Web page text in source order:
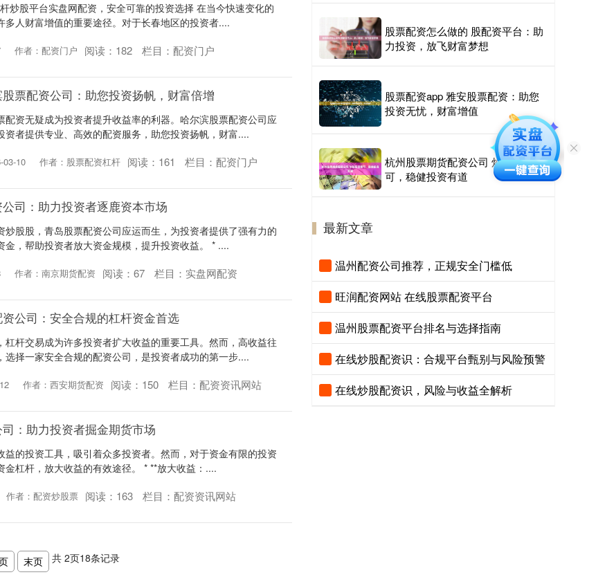
炒股平台实盘网配资，安全可靠的投资选择 在当今快速变化的
人财富增值的重要途径。对于长春地区的投资者....
作者：配资门户 阅读： 182 栏目： 配资门户
票配资公司：助您投资扬帆，财富倍增
配资无疑成为投资者提升收益率的利器。哈尔滨股票配资公司应
者提供专业、高效的配资服务，助您投资扬帆，财富....
03-10 作者：股票配资杠杆 阅读： 161 栏目： 配资门户
司：助力投资者逐鹿资本市场
股股，青岛股票配资公司应运而生，为投资者提供了强有力的
，帮助投资者放大资金规模，提升投资收益。 * ....
作者：南京期货配资 阅读： 67 栏目： 实盘网配资
公司：安全合规的杠杆资金首选
杆交易成为许多投资者扩大收益的重要工具。然而，高收益往
择一家安全合规的配资公司，是投资者成功的第一步....
作者：西安期货配资 阅读： 150 栏目： 配资资讯网站
：助力投资者掘金期货市场
的投资工具，吸引着众多投资者。然而，对于资金有限的投资
杠杆，放大收益的有效途径。 * **放大收益：....
作者：配资炒股票 阅读： 163 栏目： 配资资讯网站
末页 共 2页18条记录
股票配资怎么做的 股配资平台：助
力投资，放飞财富梦想
股票配资app 雅安股票配资：助您
投资无忧，财富增值
杭州股票期货配资公司 炒股配资皆
可，稳健投资有道
最新文章
温州配资公司推荐，正规安全门槛低
旺润配资网站 在线股票配资平台
温州股票配资平台排名与选择指南
在线炒股配资识：合规平台甄别与风险预警
在线炒股配资识，风险与收益全解析